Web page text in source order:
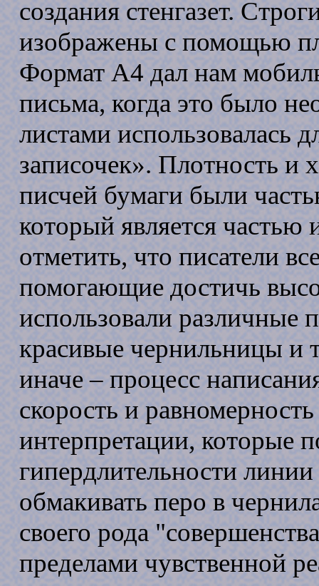
создания стенгазет.
изображены с помощью
Формат А4 дал нам
письма, когда это было
листами использовалась
записочек». Плотность и
писчей бумаги были
который является
отметить, что писатели
помогающие достичь
использовали различные
красивые чернильницы и
иначе – процесс
скорость и
интерпретации, которые
гипердлительности
обмакивать перо в
своего рода
пределами чувственной